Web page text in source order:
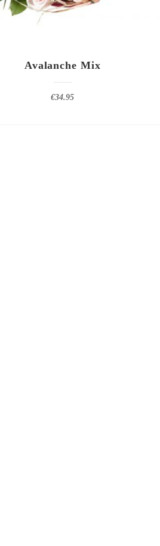
Avalanche Mix
€34.95